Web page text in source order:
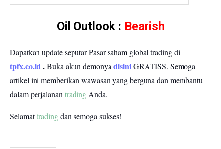
Oil Outlook : Bearish
Dapatkan update seputar Pasar saham global trading di
tpfx.co.id.Buka akun demonyadisiniGRATISS. Semoga
artikel ini memberikan wawasan yang berguna dan membantu
dalam perjalanantradingAnda.
Selamattradingdan semoga sukses!